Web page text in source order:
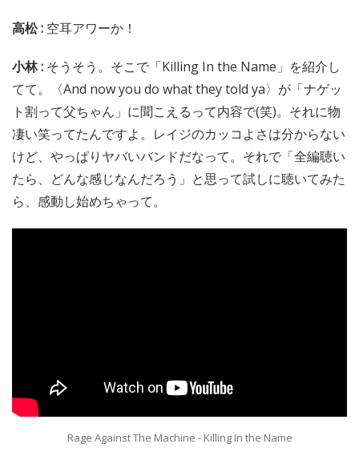
高松 : 空耳アワーか！
小林 : そうそう。そこで「Killing In the Name」を紹介し
てて。〈And now you do what they told ya〉が「ナゲッ
ト割って父ちゃん」に聞こえるって内容で(笑)。それに物
凄い笑ってたんですよ。レイジのカッコよさは分からない
けど、やっぱりヤバいバンドだなって。それで「全編聴い
たら、どんな感じなんだろう」と思って試しに聴いてみた
ら、感動し始めちゃって。
Rage Against The Machine - Killing In the Name